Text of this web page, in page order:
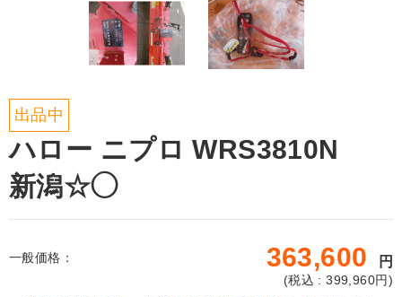
出品中
ハロー ニプロ WRS3810N
新潟☆◯
一般価格： 363,600 円
(税込 : 399,960円)